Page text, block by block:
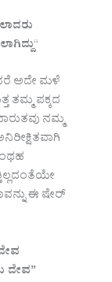
“
ಅದೇ ಮಳೆ
ತಮ್ಮ ಪಕ್ಕದ
ನಮ್ಮ
ಈ ಷೇರ್
ದೇವ”